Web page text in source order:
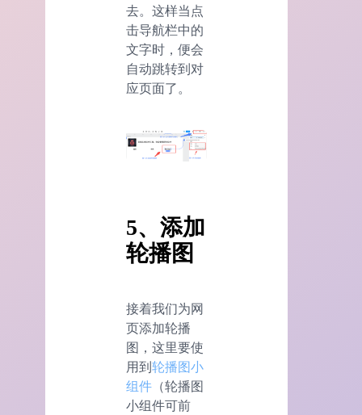
去。这样当点
击导航栏中的
文字时，便会
自动跳转到对
应页面了。
5、添加
轮播图
接着我们为网
页添加轮播
图，这里要使
用到轮播图小
组件 （轮播图
小组件可前